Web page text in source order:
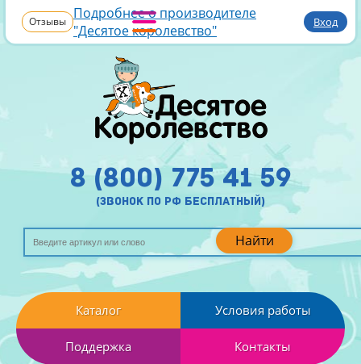
Отзывы Подробнее о производителе
"Десятое королевство"
Вход
Найти
8 (800) 775 41 59
(звонок по рф бесплатный)
Каталог Условия работы
Поддержка Контакты